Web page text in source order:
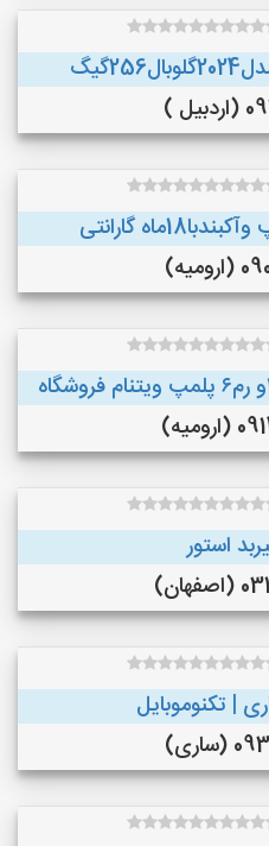
)
استور
| تکنوموبایل